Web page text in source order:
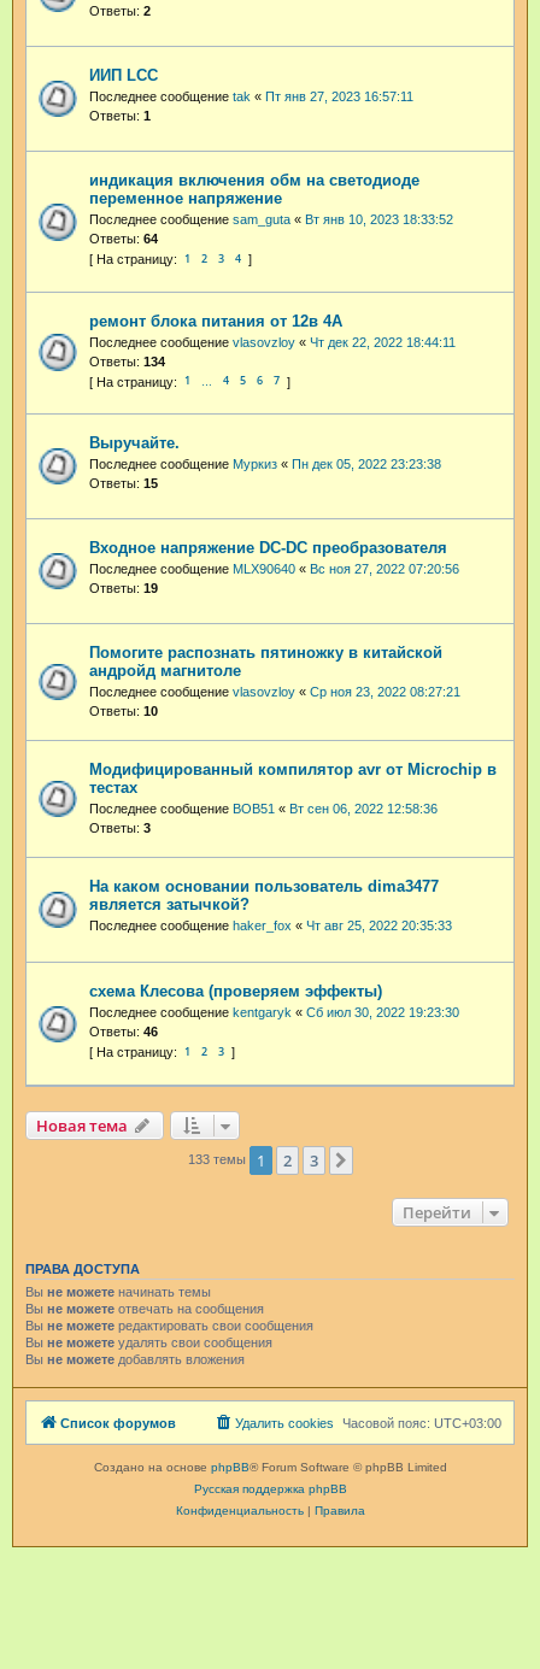
Ответы: 2
ИИП LCC
Последнее сообщение tak « Пт янв 27, 2023 16:57:11
Ответы: 1
индикация включения обм на светодиоде
переменное напряжение
Последнее сообщение sam_guta « Вт янв 10, 2023 18:33:52
Ответы: 64
1 2 3 4
ремонт блока питания от 12в 4А
Последнее сообщение vlasovzloy « Чт дек 22, 2022 18:44:11
Ответы: 134
1 4 5 6 7
Выручайте.
Последнее сообщение Муркиз « Пн дек 05, 2022 23:23:38
Ответы: 15
Входное напряжение DC-DC преобразователя
Последнее сообщение MLX90640 « Вс ноя 27, 2022 07:20:56
Ответы: 19
Помогите распознать пятиножку в китайской
андройд магнитоле
Последнее сообщение vlasovzloy « Ср ноя 23, 2022 08:27:21
Ответы: 10
Модифицированный компилятор avr от Microchip в
тестах
Последнее сообщение BOB51 « Вт сен 06, 2022 12:58:36
Ответы: 3
На каком основании пользователь dima3477
является затычкой?
Последнее сообщение haker_fox « Чт авг 25, 2022 20:35:33
схема Клесова (проверяем эффекты)
Последнее сообщение kentgaryk « Сб июл 30, 2022 19:23:30
Ответы: 46
1 2 3
Новая тема
133 темы 1 2 3
Перейти
ПРАВА ДОСТУПА
Вы не можете начинать темы
Вы не можете отвечать на сообщения
Вы не можете редактировать свои сообщения
Вы не можете удалять свои сообщения
Вы не можете добавлять вложения
Список форумов Часовой пояс: UTC+03:00
Удалить cookies
Создано на основе phpBB® Forum Software © phpBB Limited
Русская поддержка phpBB
Конфиденциальность| Правила